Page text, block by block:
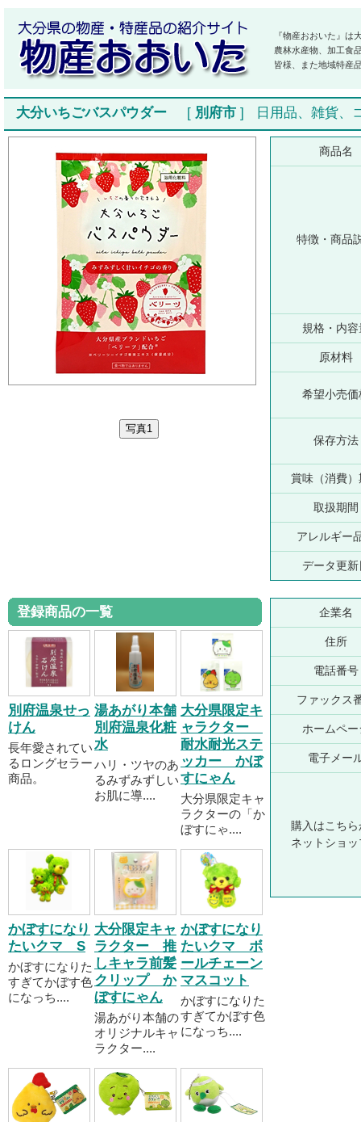
『物産おおいた』は
農林水産物、加工食
皆様、また地域特産
大分いちごバスパウダー [ 別府市 ] 日用品、雑貨、
商品名
特徴・商品
規格・内容
原材料
希望小売価
保存方法
賞味（消費）
取扱期間
アレルギー
データ更新
登録商品の一覧
別府温泉せっ
けん
長年愛されてい
るロングセラー
商品。
湯あがり本舗
別府温泉化粧
水
ハリ・ツヤのあ
るみずみずしい
お肌に導....
大分県限定キ
ャラクター
耐水耐光ステ
ッカー かぼ
すにゃん
大分県限定キャ
ラクターの「か
ぼすにゃ....
かぼすになり
たいクマ S
かぼすになりた
すぎてかぼす色
になっち....
大分限定キャ
ラクター 推
しキャラ前髪
クリップ か
ぼすにゃん
湯あがり本舗の
オリジナルキャ
ラクター....
かぼすになり
たいクマ ボ
ールチェーン
マスコット
かぼすになりた
すぎてかぼす色
になっち....
企業名
住所
電話番号
ファックス
ホームペー
電子メー
購入はこちら
ネットショ